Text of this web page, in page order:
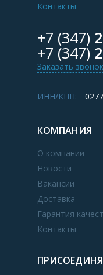
Контакты
+7 (347)
+7 (347)
Заказать звонок
ИНН/КПП:
КОМПАНИЯ
О компании
Новости
Вакансии
Доставка
Гарантия
Контакты